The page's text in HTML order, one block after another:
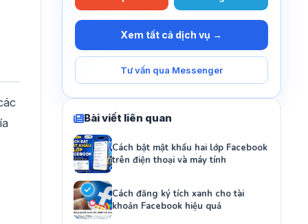
Xem tất cả dịch vụ →
Tư vấn qua Messenger
Bài viết liên quan
Cách bật mật khẩu hai lớp Facebook
trên điện thoại và máy tính
Cách đăng ký tích xanh cho tài
khoản Facebook hiệu quả